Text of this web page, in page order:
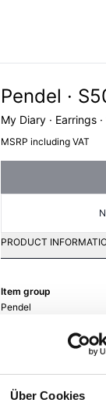
Über Cookies
Pendel ·
My Diary · Earrings
MSRP including VAT
PRODUCT
Item group
Pendel
9010595679339